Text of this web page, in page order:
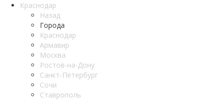
Краснодар
Назад
Города
Краснодар
Армавир
Москва
Ростов-на-Дону
Санкт-Петербург
Сочи
Ставрополь